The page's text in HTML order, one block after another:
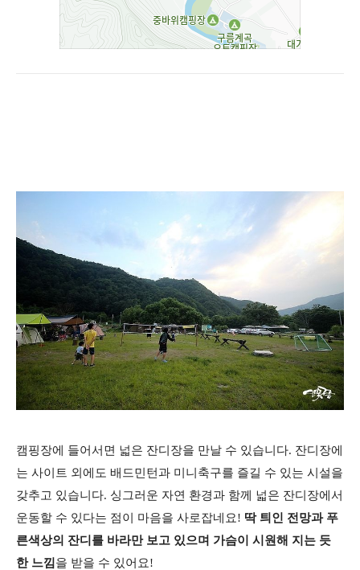
캠핑장에 들어서면 넓은 잔디장을 만날 수 있습니다. 잔디장에
는 사이트 외에도 배드민턴과 미니축구를 즐길 수 있는 시설을
갖추고 있습니다. 싱그러운 자연 환경과 함께 넓은 잔디장에서
운동할 수 있다는 점이 마음을 사로잡네요! 딱 틔인 전망과 푸
른색상의 잔디를 바라만 보고 있으며 가슴이 시원해 지는 듯
한 느낌을 받을 수 있어요!